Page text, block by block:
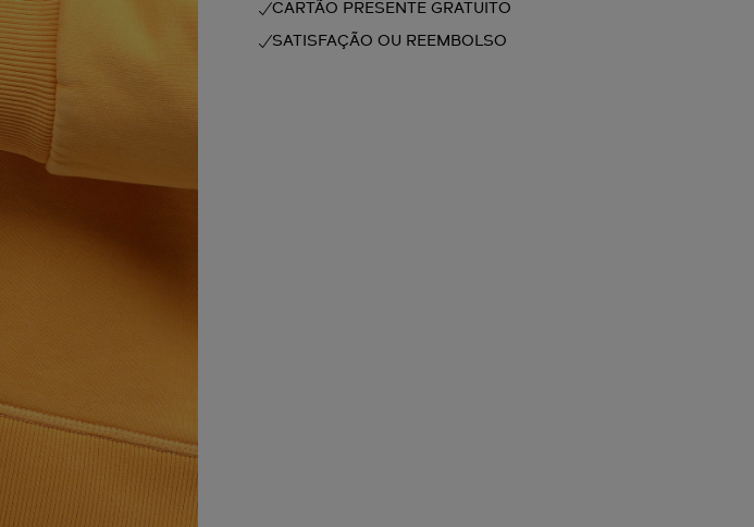
CARTÃO PRESENTE GRATUITO
SATISFAÇÃO OU REEMBOLSO